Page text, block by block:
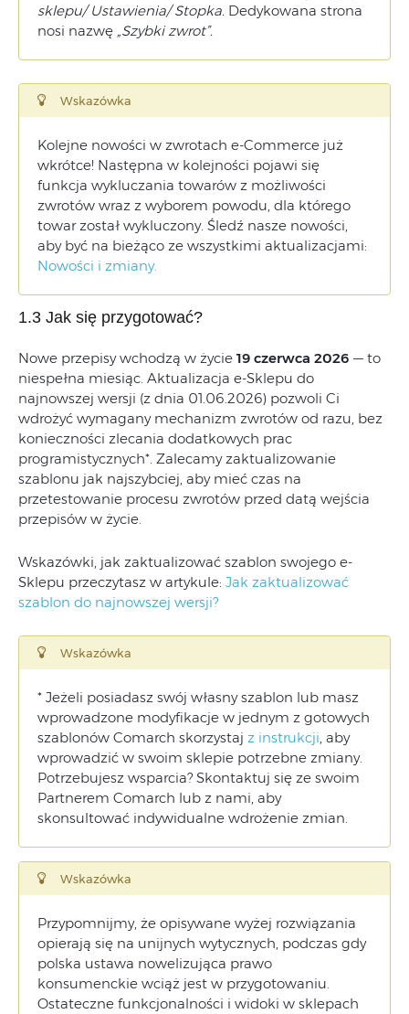
sklepu/ Ustawienia/ Stopka. Dedykowana strona
nosi nazwę „Szybki zwrot”.
Wskazówka
Kolejne nowości w zwrotach e-Commerce już
wkrótce! Następna w kolejności pojawi się
funkcja wykluczania towarów z możliwości
zwrotów wraz z wyborem powodu, dla którego
towar został wykluczony. Śledź nasze nowości,
aby być na bieżąco ze wszystkimi aktualizacjami:
Nowości i zmiany.
1.3 Jak się przygotować?
Nowe przepisy wchodzą w życie 19 czerwca 2026 — to
niespełna miesiąc. Aktualizacja e-Sklepu do
najnowszej wersji (z dnia 01.06.2026) pozwoli Ci
wdrożyć wymagany mechanizm zwrotów od razu, bez
konieczności zlecania dodatkowych prac
programistycznych*. Zalecamy zaktualizowanie
szablonu jak najszybciej, aby mieć czas na
przetestowanie procesu zwrotów przed datą wejścia
przepisów w życie.
Wskazówki, jak zaktualizować szablon swojego e-
Sklepu przeczytasz w artykule: Jak zaktualizować
szablon do najnowszej wersji?
Wskazówka
* Jeżeli posiadasz swój własny szablon lub masz
wprowadzone modyfikacje w jednym z gotowych
szablonów Comarch skorzystaj z instrukcji , aby
wprowadzić w swoim sklepie potrzebne zmiany.
Potrzebujesz wsparcia? Skontaktuj się ze swoim
Partnerem Comarch lub z nami, aby
skonsultować indywidualne wdrożenie zmian.
Wskazówka
Przypomnijmy, że opisywane wyżej rozwiązania
opierają się na unijnych wytycznych, podczas gdy
polska ustawa nowelizująca prawo
konsumenckie wciąż jest w przygotowaniu.
Ostateczne funkcjonalności i widoki w sklepach